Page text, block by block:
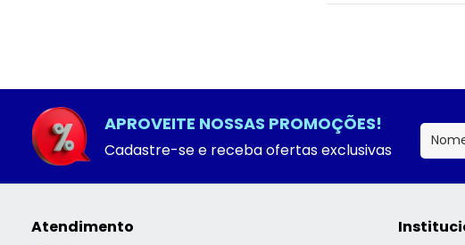
APROVEITE NOSSAS PROMOÇÕES!
Cadastre-se e receba ofertas exclusivas
Atendimento